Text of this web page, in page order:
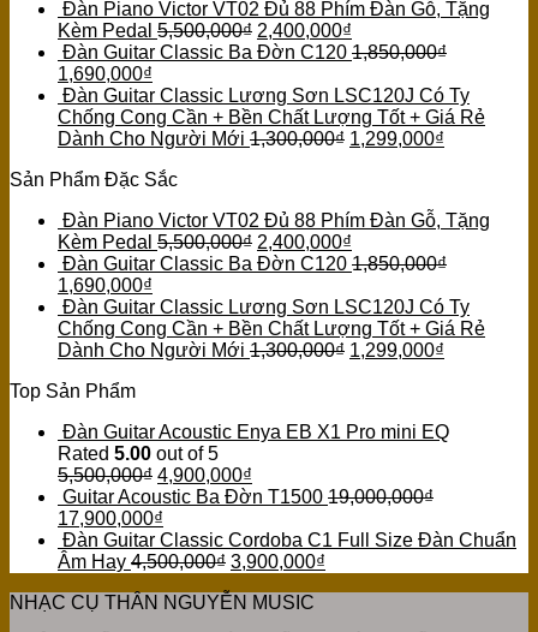
Đàn Piano Victor VT02 Đủ 88 Phím Đàn Gỗ, Tặng
Kèm Pedal 5,500,000₫ 2,400,000₫
Đàn Guitar Classic Ba Đờn C120 1,850,000₫
1,690,000₫
Đàn Guitar Classic Lương Sơn LSC120J Có Ty
Chống Cong Cần + Bền Chất Lượng Tốt + Giá Rẻ
Dành Cho Người Mới 1,300,000₫ 1,299,000₫
Sản Phẩm Đặc Sắc
Đàn Piano Victor VT02 Đủ 88 Phím Đàn Gỗ, Tặng
Kèm Pedal 5,500,000₫ 2,400,000₫
Đàn Guitar Classic Ba Đờn C120 1,850,000₫
1,690,000₫
Đàn Guitar Classic Lương Sơn LSC120J Có Ty
Chống Cong Cần + Bền Chất Lượng Tốt + Giá Rẻ
Dành Cho Người Mới 1,300,000₫ 1,299,000₫
Top Sản Phẩm
Đàn Guitar Acoustic Enya EB X1 Pro mini EQ
Rated 5.00 out of 5
5,500,000₫ 4,900,000₫
Guitar Acoustic Ba Đờn T1500 19,000,000₫
17,900,000₫
Đàn Guitar Classic Cordoba C1 Full Size Đàn Chuẩn
Âm Hay 4,500,000₫ 3,900,000₫
NHẠC CỤ THÂN NGUYỄN MUSIC